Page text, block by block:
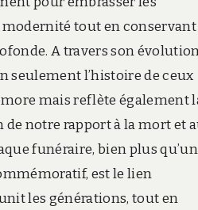
modernité tout en conservant
A travers son
seulement l’histoire de ceux
mais reflète également
notre rapport à la mort et
funéraire, bien plus qu’un
est le lien
les générations, tout en